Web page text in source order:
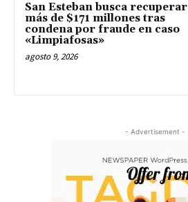
San Esteban busca recuperar
más de $171 millones tras
condena por fraude en caso
«Limpiafosas»
agosto 9, 2026
- Advertisement -